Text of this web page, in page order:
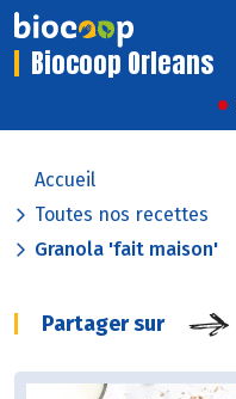
Biocoop Orleans
Accueil
Toutes nos recettes
Granola 'fait maison'
Partager sur